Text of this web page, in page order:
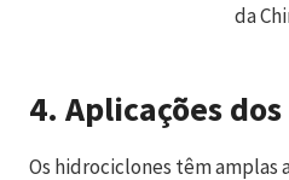
da
4. Aplicações
Os hidrociclones têm amplas